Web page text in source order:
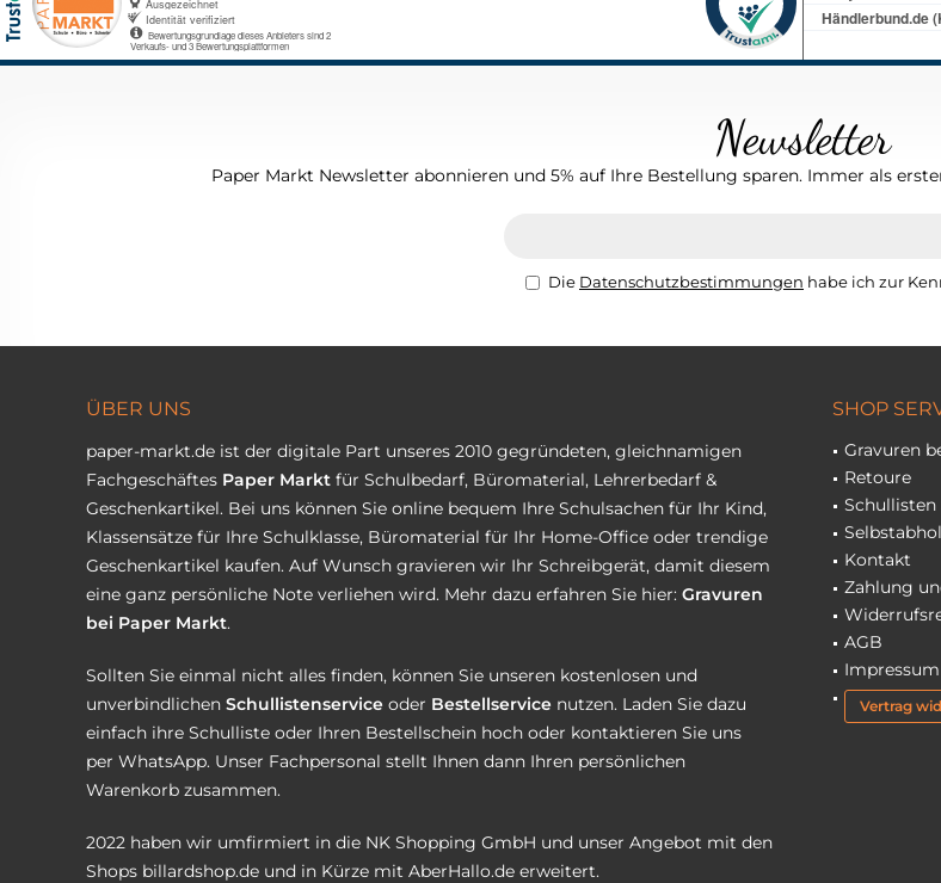
Newsletter
Paper Markt Newsletter abonnieren und 5% auf Ihre Bestellung sparen. Immer als
Die Datenschutzbestimmungen habe ich zur
ÜBER UNS
paper-markt.de ist der digitale Part unseres 2010 gegründeten, gleichnamigen
Fachgeschäftes Paper Markt für Schulbedarf, Büromaterial, Lehrerbedarf &
Geschenkartikel. Bei uns können Sie online bequem Ihre Schulsachen für Ihr Kind,
Klassensätze für Ihre Schulklasse, Büromaterial für Ihr Home-Office oder trendige
Geschenkartikel kaufen. Auf Wunsch gravieren wir Ihr Schreibgerät, damit diesem
eine ganz persönliche Note verliehen wird. Mehr dazu erfahren Sie hier: Gravuren
bei Paper Markt.
Sollten Sie einmal nicht alles finden, können Sie unseren kostenlosen und
unverbindlichen Schullistenservice oder Bestellservice nutzen. Laden Sie dazu
einfach ihre Schulliste oder Ihren Bestellschein hoch oder kontaktieren Sie uns
per WhatsApp. Unser Fachpersonal stellt Ihnen dann Ihren persönlichen
Warenkorb zusammen.
2022 haben wir umfirmiert in die NK Shopping GmbH und unser Angebot mit den
Shops billardshop.de und in Kürze mit AberHallo.de erweitert.
SHOP
Gravuren
Retoure
Schullisten
Kontakt
Zahlung
AGB
Impressum
Vertrag